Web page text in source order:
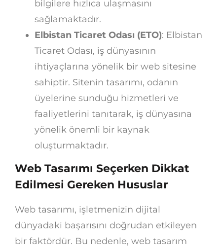
bilgilere hızlıca ulaşmasını
sağlamaktadır.
Elbistan Ticaret Odası (ETO): Elbistan
Ticaret Odası, iş dünyasının
ihtiyaçlarına yönelik bir web sitesine
sahiptir. Sitenin tasarımı, odanın
üyelerine sunduğu hizmetleri ve
faaliyetlerini tanıtarak, iş dünyasına
yönelik önemli bir kaynak
oluşturmaktadır.
Web Tasarımı Seçerken Dikkat
Edilmesi Gereken Hususlar
Web tasarımı, işletmenizin dijital
dünyadaki başarısını doğrudan etkileyen
bir faktördür. Bu nedenle, web tasarım